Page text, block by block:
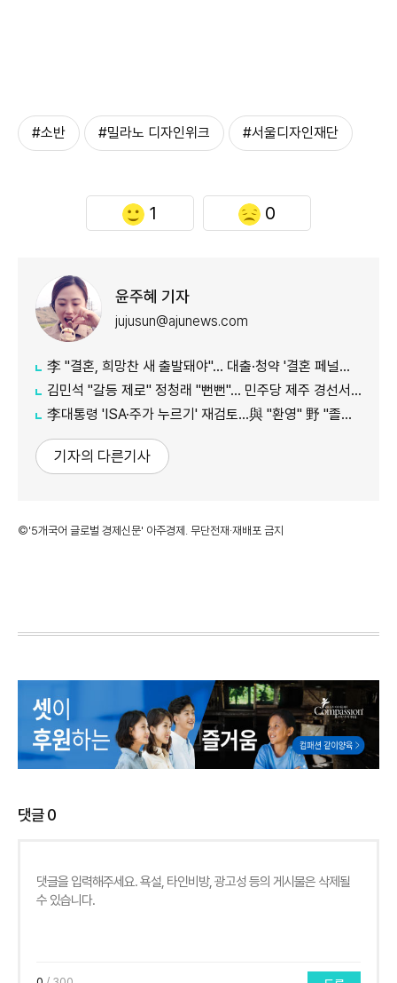
#소반 #밀라노 디자인위크 #서울디자인재단
1 0
윤주혜 기자
jujusun@ajunews.com
李 "결혼, 희망찬 새 출발돼야"… 대출·청약 '결혼 페널티' 손본다
김민석 "갈등 제로" 정청래 "뻔뻔"… 민주당 제주 경선서 격돌
李대통령 'ISA·주가 누르기' 재검토…與 "환영" 野 "졸속 국정"
기자의 다른기사
©'5개국어 글로벌 경제신문' 아주경제. 무단전재·재배포 금지
댓글0